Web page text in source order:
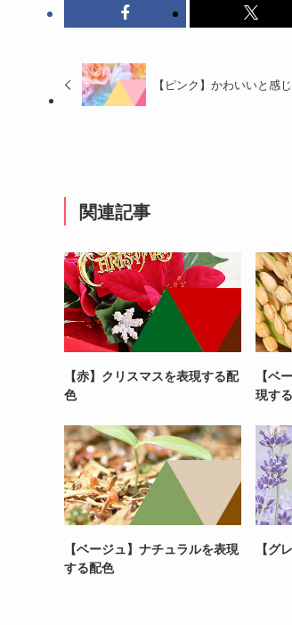
【ピンク】かわいいと感
関連記事
【赤】クリスマスを表現する配
色
【ベ
現す
【ベージュ】ナチュラルを表現
する配色
【グ